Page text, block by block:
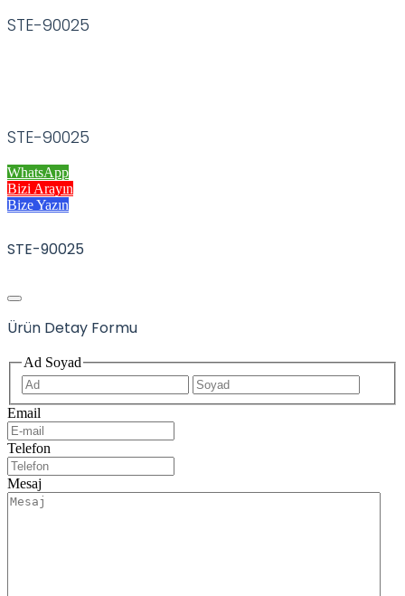
STE-90025
STE-90025
WhatsApp
Bizi Arayın
Bize Yazın
STE-90025
Ürün Detay Formu
Ad Soyad
İlk
Email
Telefon
Mesaj